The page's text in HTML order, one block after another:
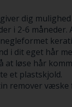
dig
i 2-6 måneder.
i dit eget hår
løse hår
et plastskjold.
remover væske